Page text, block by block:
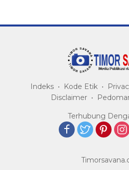
Indeks Kode Etik
Disclaimer
Terhubung